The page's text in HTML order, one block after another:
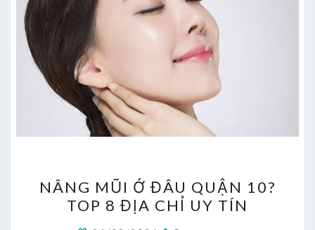
MŨI
Ở
NÂNG MŨI Ở ĐÂU QUẬN 10?
TOP 8 ĐỊA CHỈ UY TÍN